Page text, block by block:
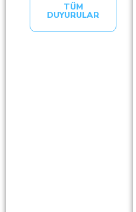
TÜM
DUYURULAR